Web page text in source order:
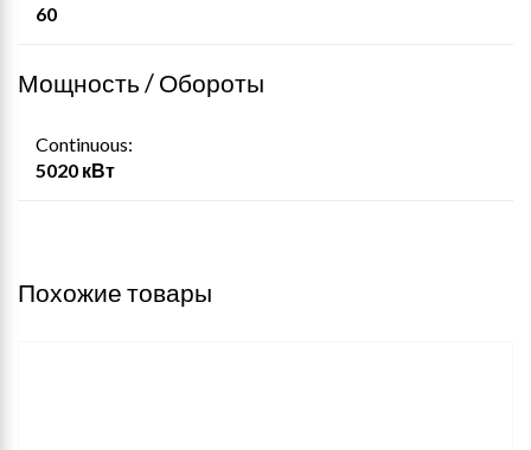
60
Мощность / Обороты
Continuous:
5020 кВт
Похожие товары